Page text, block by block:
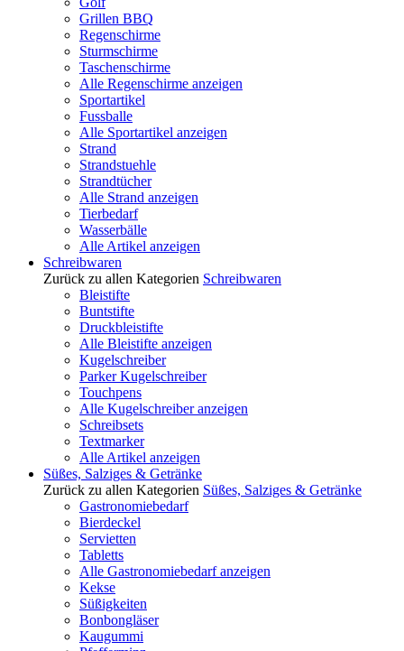
Grillen BBQ
Regenschirme
Sturmschirme
Taschenschirme
Alle Regenschirme anzeigen
Sportartikel
Fussballe
Alle Sportartikel anzeigen
Strand
Strandstuehle
Strandtücher
Alle Strand anzeigen
Tierbedarf
Wasserbälle
Alle Artikel anzeigen
Schreibwaren
Zurück zu allen Kategorien Schreibwaren
Bleistifte
Buntstifte
Druckbleistifte
Alle Bleistifte anzeigen
Kugelschreiber
Parker Kugelschreiber
Touchpens
Alle Kugelschreiber anzeigen
Schreibsets
Textmarker
Alle Artikel anzeigen
Süßes, Salziges & Getränke
Zurück zu allen Kategorien Süßes, Salziges & Getränke
Gastronomiebedarf
Bierdeckel
Servietten
Tabletts
Alle Gastronomiebedarf anzeigen
Kekse
Süßigkeiten
Bonbongläser
Kaugummi